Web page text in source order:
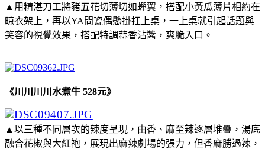
▲用精湛刀工將豬五花切薄切如蟬翼，搭配小黃瓜薄片相約在
晾衣架上，再以YA問瓷偶懸掛扛上桌，一上桌就引起話題與
笑容的視覺效果，搭配特調蒜香沾醬，爽脆入口。
《川川川川水煮牛 528元》
▲以三種不同層次的辣度呈現，由香、麻至辣逐層堆疊，湯底
融合花椒與大紅袍，展現出麻辣劇場的張力，但香麻勝過辣，